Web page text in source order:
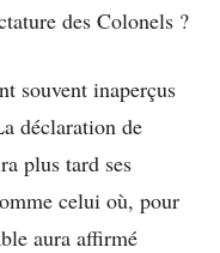
des Colonels ?
souvent inaperçus
déclaration de
plus tard ses
celui où, pour
aura affirmé